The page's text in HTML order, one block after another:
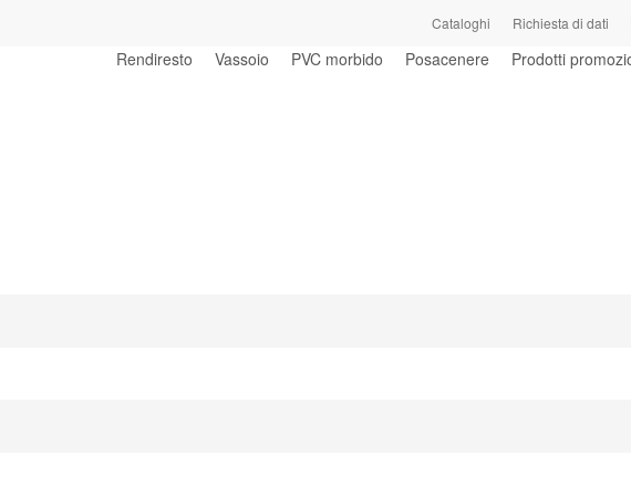
Cataloghi Richiesta di dati
Rendiresto Vassoio PVC morbido Posacenere Prodotti